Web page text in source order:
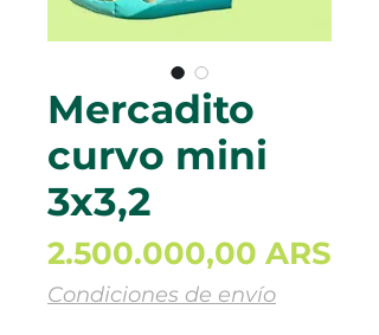
Mercadito
curvo mini
3x3,2
2.500.000,00 ARS
Condiciones de envío